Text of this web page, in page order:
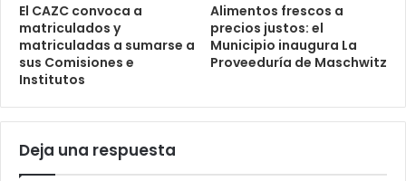
El CAZC convoca a
matriculados y
matriculadas a sumarse a
sus Comisiones e
Institutos
Alimentos frescos a
precios justos: el
Municipio inaugura La
Proveeduría de Maschwitz
Deja una respuesta